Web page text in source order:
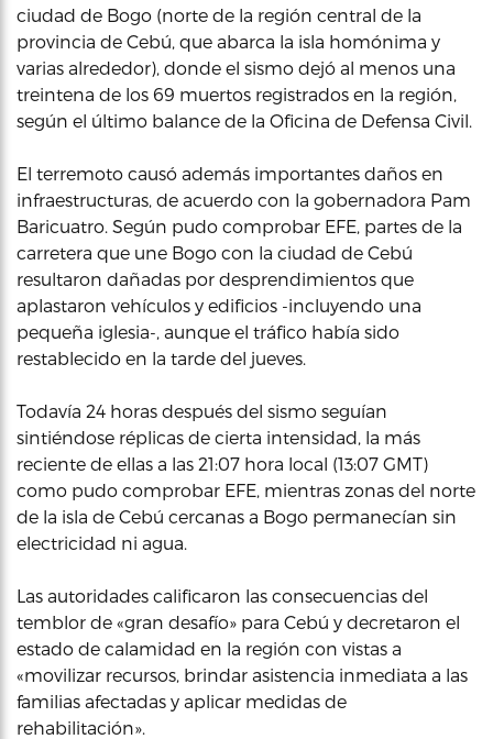
ciudad de Bogo (norte de la región central de la
provincia de Cebú, que abarca la isla homónima y
varias alrededor), donde el sismo dejó al menos una
treintena de los 69 muertos registrados en la región,
según el último balance de la Oficina de Defensa Civil.
El terremoto causó además importantes daños en
infraestructuras, de acuerdo con la gobernadora Pam
Baricuatro. Según pudo comprobar EFE, partes de la
carretera que une Bogo con la ciudad de Cebú
resultaron dañadas por desprendimientos que
aplastaron vehículos y edificios -incluyendo una
pequeña iglesia-, aunque el tráfico había sido
restablecido en la tarde del jueves.
Todavía 24 horas después del sismo seguían
sintiéndose réplicas de cierta intensidad, la más
reciente de ellas a las 21:07 hora local (13:07 GMT)
como pudo comprobar EFE, mientras zonas del norte
de la isla de Cebú cercanas a Bogo permanecían sin
electricidad ni agua.
Las autoridades calificaron las consecuencias del
temblor de «gran desafío» para Cebú y decretaron el
estado de calamidad en la región con vistas a
«movilizar recursos, brindar asistencia inmediata a las
familias afectadas y aplicar medidas de
rehabilitación».